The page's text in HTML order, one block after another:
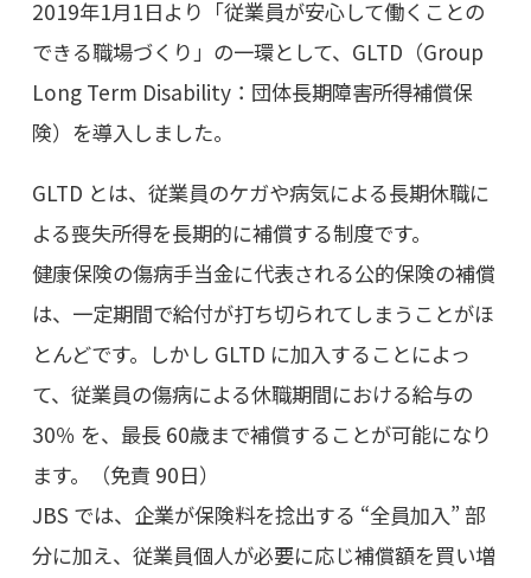
2019年1月1日より「従業員が安心して働くことの
できる職場づくり」の一環として、GLTD（Group
Long Term Disability：団体長期障害所得補償保
険）を導入しました。
GLTD とは、従業員のケガや病気による長期休職に
よる喪失所得を長期的に補償する制度です。
健康保険の傷病手当金に代表される公的保険の補償
は、一定期間で給付が打ち切られてしまうことがほ
とんどです。しかし GLTD に加入することによっ
て、従業員の傷病による休職期間における給与の
30％ を、最長 60歳まで補償することが可能になり
ます。（免責 90日）
JBS では、企業が保険料を捻出する “全員加入” 部
分に加え、従業員個人が必要に応じ補償額を買い増